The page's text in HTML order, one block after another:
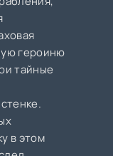
героиню
тайные
в этом